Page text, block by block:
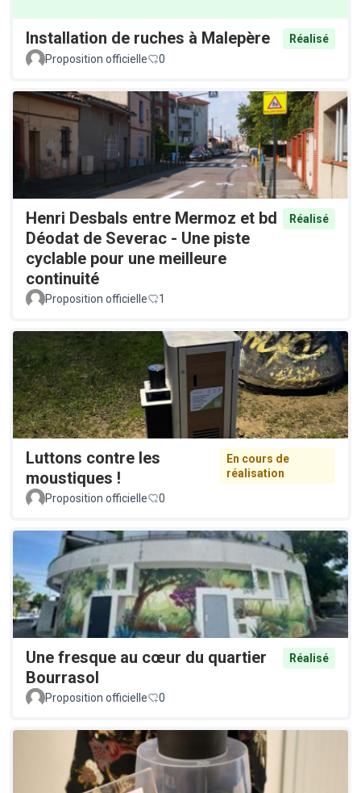
Installation de ruches à Malepère
Réalisé
Proposition officielle
0
Henri Desbals entre Mermoz et bd
Déodat de Severac - Une piste
cyclable pour une meilleure
continuité
Réalisé
Proposition officielle 1
Luttons contre les
moustiques !
En cours de
réalisation
Proposition officielle
0
Une fresque au cœur du quartier
Bourrasol
Réalisé
Proposition officielle 0